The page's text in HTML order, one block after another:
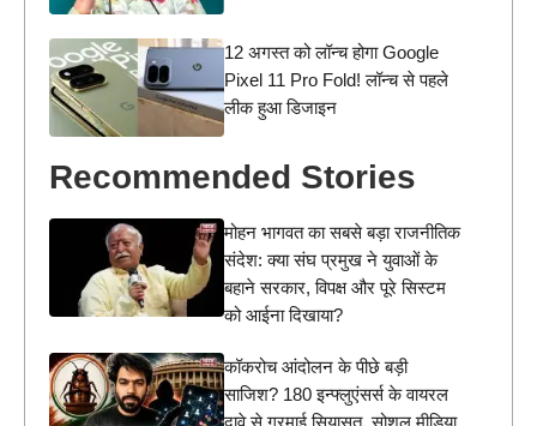
12 अगस्त को लॉन्च होगा Google
Pixel 11 Pro Fold! लॉन्च से पहले
लीक हुआ डिजाइन
Recommended Stories
मोहन भागवत का सबसे बड़ा राजनीतिक
संदेश: क्या संघ प्रमुख ने युवाओं के
बहाने सरकार, विपक्ष और पूरे सिस्टम
को आईना दिखाया?
कॉकरोच आंदोलन के पीछे बड़ी
साजिश? 180 इन्फ्लुएंसर्स के वायरल
दावे से गरमाई सियासत, सोशल मीडिया